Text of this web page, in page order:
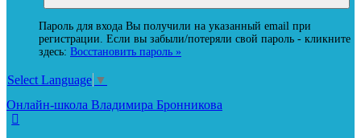
Пароль для входа Вы получили на указанный email при
регистрации. Если вы забыли/потеряли свой пароль - кликните
здесь: Восстановить пароль »
Select Language ▼
Онлайн-школа Владимира Бронникова